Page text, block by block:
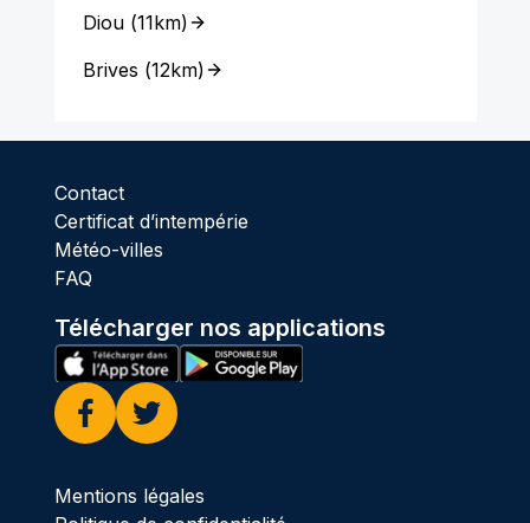
Diou(11km)
Brives (12km)
Contact
Certificat d’intempérie
Météo-villes
FAQ
Télécharger nos applications
Facebook
Twitter
Mentions légales